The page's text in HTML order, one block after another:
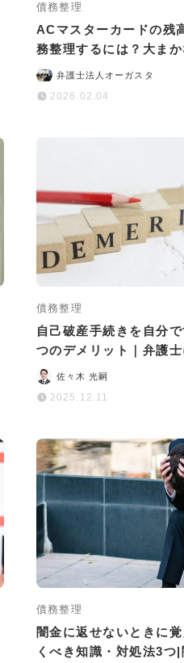
債務整理
ACマスターカードの残
務整理するには？大まか
やデメリットなどを解説
弁護士法人オーガスタ
2026.02.04
債務整理
自己破産手続きを自分
つのデメリット｜弁護士
た方が安いことも
佐々木 光嗣
2025.12.11
債務整理
闇金に返せないときに
くべき知識・対処法3つ|